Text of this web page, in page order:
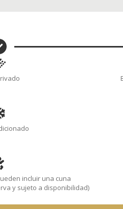
incluir una cuna
y sujeto a disponibilidad)